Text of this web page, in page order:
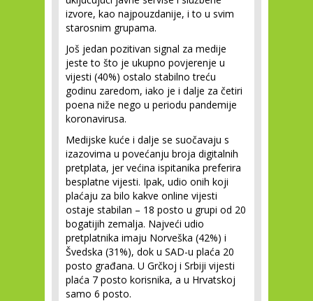
izvore, kao najpouzdanije, i to u svim
starosnim grupama.
Još jedan pozitivan signal za medije
jeste to što je ukupno povjerenje u
vijesti (40%) ostalo stabilno treću
godinu zaredom, iako je i dalje za četiri
poena niže nego u periodu pandemije
koronavirusa.
Medijske kuće i dalje se suočavaju s
izazovima u povećanju broja digitalnih
pretplata, jer većina ispitanika preferira
besplatne vijesti. Ipak, udio onih koji
plaćaju za bilo kakve online vijesti
ostaje stabilan – 18 posto u grupi od 20
bogatijih zemalja. Najveći udio
pretplatnika imaju Norveška (42%) i
Švedska (31%), dok u SAD-u plaća 20
posto građana. U Grčkoj i Srbiji vijesti
plaća 7 posto korisnika, a u Hrvatskoj
samo 6 posto.